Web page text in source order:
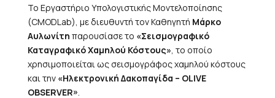
Το Εργαστήριο Υπολογιστικής Μοντελοποίησης
(CMODLab), με διευθυντή τον Καθηγητή Μάρκο
Αυλωνίτη παρουσίασε το «Σεισμογραφικό
Καταγραφικό Χαμηλού Κόστους» , το οποίο
χρησιμοποιείται ως σεισμογράφος χαμηλού κόστους
και την «Ηλεκτρονική Δακοπαγίδα – OLIVE
OBSERVER»